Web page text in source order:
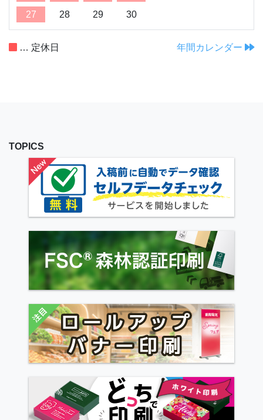
TOPICS
27 28 29 30
… 定休日 年間カレンダー